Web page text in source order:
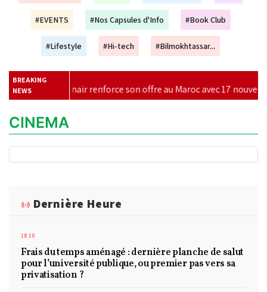
#EVENTS #Nos Capsules d'Info #Book Club
#Lifestyle #Hi-tech #Bilmokhtassar...
BREAKING
NEWSrenforce son offre au Maroc avec 17 nouvelles lignes pour
CINEMA
Dernière Heure
18:10
Frais du temps aménagé : dernière planche de salut
pour l’université publique, ou premier pas vers sa
privatisation ?